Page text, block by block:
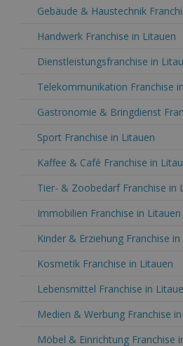
Gebäude & Haustechnik
Handwerk Franchise in Litauen
Dienstleistungsfranchise in
Telekommunikation Franchise
Gastronomie & Bringdienst
Sport Franchise in Litauen
Kaffee & Café Franchise in
Tier- & Zoobedarf Franchise in
Immobilien Franchise in Litauen
Kinder & Erziehung Franchise
Kosmetik Franchise in Litauen
Lebensmittel Franchise in
Medien & Werbung Franchise
Möbel & Einrichtung Franchise